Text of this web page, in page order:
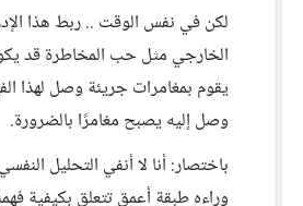
لكن في نفس الوقت .. ربط هذا
الخارجي مثل حب المخاطرة قد
يقوم بمغامرات جريئة وصل لهذا
وصل إليه يصبح مغامرًا بالضرورة.
باختصار: أنا لا أنفي التحليل
وراءه طبقة أعمق تتعلق بكيفية